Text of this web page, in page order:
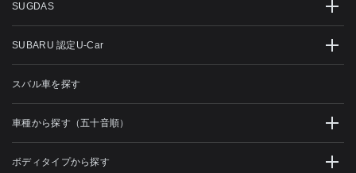
SUGDAS
SUBARU 認定U-Car
スバル車を探す
車種から探す（五十音順）
ボディタイプから探す